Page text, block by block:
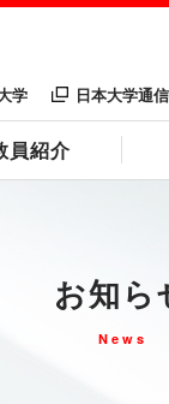
学 日本大学通
員紹介
お知ら
News